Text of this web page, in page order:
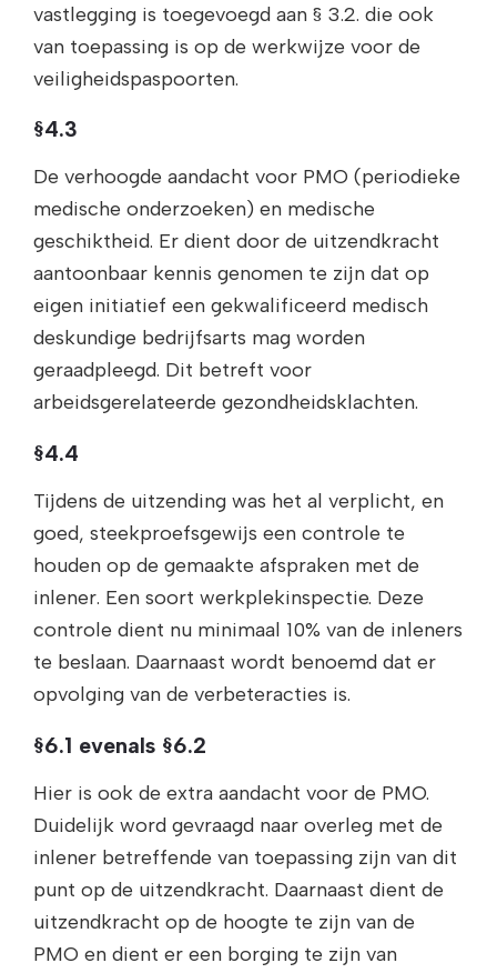
vastlegging is toegevoegd aan § 3.2. die ook
van toepassing is op de werkwijze voor de
veiligheidspaspoorten.
§4.3
De verhoogde aandacht voor PMO (periodieke
medische onderzoeken) en medische
geschiktheid. Er dient door de uitzendkracht
aantoonbaar kennis genomen te zijn dat op
eigen initiatief een gekwalificeerd medisch
deskundige bedrijfsarts mag worden
geraadpleegd. Dit betreft voor
arbeidsgerelateerde gezondheidsklachten.
§4.4
Tijdens de uitzending was het al verplicht, en
goed, steekproefsgewijs een controle te
houden op de gemaakte afspraken met de
inlener. Een soort werkplekinspectie. Deze
controle dient nu minimaal 10% van de inleners
te beslaan. Daarnaast wordt benoemd dat er
opvolging van de verbeteracties is.
§6.1 evenals §6.2
Hier is ook de extra aandacht voor de PMO.
Duidelijk word gevraagd naar overleg met de
inlener betreffende van toepassing zijn van dit
punt op de uitzendkracht. Daarnaast dient de
uitzendkracht op de hoogte te zijn van de
PMO en dient er een borging te zijn van